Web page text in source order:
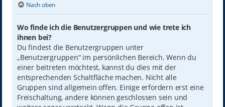
Nach oben
Wo finde ich die Benutzergruppen und wie trete ich
ihnen bei?
Du findest die Benutzergruppen unter
„Benutzergruppen“ im persönlichen Bereich. Wenn du
einer beitreten möchtest, kannst du dies mit der
entsprechenden Schaltfläche machen. Nicht alle
Gruppen sind allgemein offen. Einige erfordern erst eine
Freischaltung, andere können geschlossen sein und